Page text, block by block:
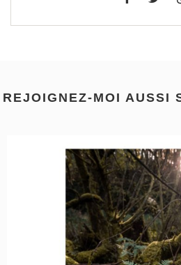
REJOIGNEZ-MOI AUSSI